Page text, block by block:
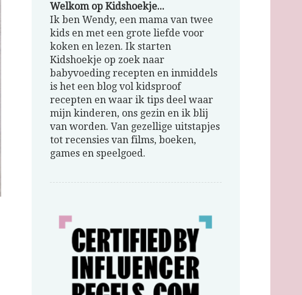
Welkom op Kidshoekje...
Ik ben Wendy, een mama van twee
kids en met een grote liefde voor
koken en lezen. Ik starten
Kidshoekje op zoek naar
babyvoeding recepten en inmiddels
is het een blog vol kidsproof
recepten en waar ik tips deel waar
mijn kinderen, ons gezin en ik blij
van worden. Van gezellige uitstapjes
tot recensies van films, boeken,
games en speelgoed.